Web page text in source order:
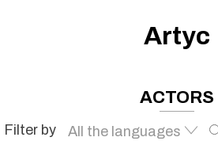
Artyc
ACTORS
Filter by
All the languages